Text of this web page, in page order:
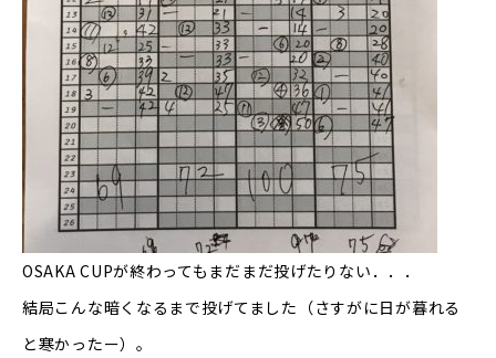
OSAKA CUPが終わってもまだまだ投げたりない．．．
結局こんな暗くなるまで投げてました（さすがに日が暮れる
と寒かったー）。